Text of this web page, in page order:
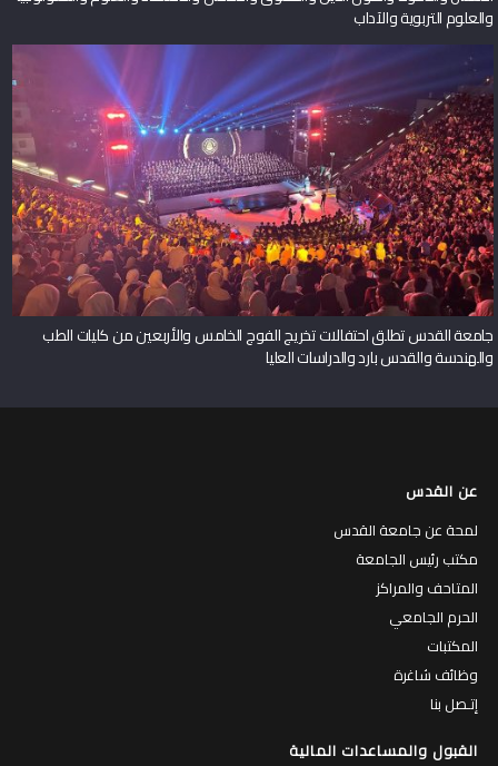
والعلوم التربوية والآداب
جامعة القدس تطلق احتفالات تخريج الفوج الخامس والأربعين من كليات الطب
والهندسة والقدس بارد والدراسات العليا
عن القدس
لمحة عن جامعة القدس
مكتب رئيس الجامعة
المتاحف والمراكز
الحرم الجامعي
المكتبات
وظائف شاغرة
إتـصل بنا
القبول والمساعدات المالية